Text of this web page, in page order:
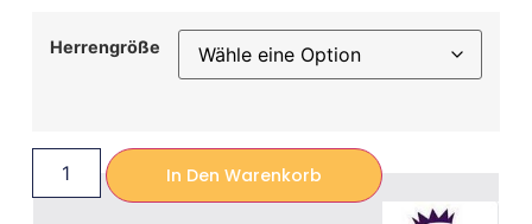
Herrengröße
In Den Warenkorb